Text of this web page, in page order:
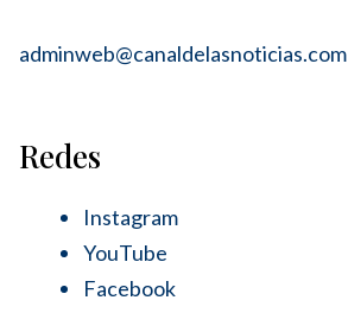
adminweb@canaldelasnoticias.com
Redes
Instagram
YouTube
Facebook